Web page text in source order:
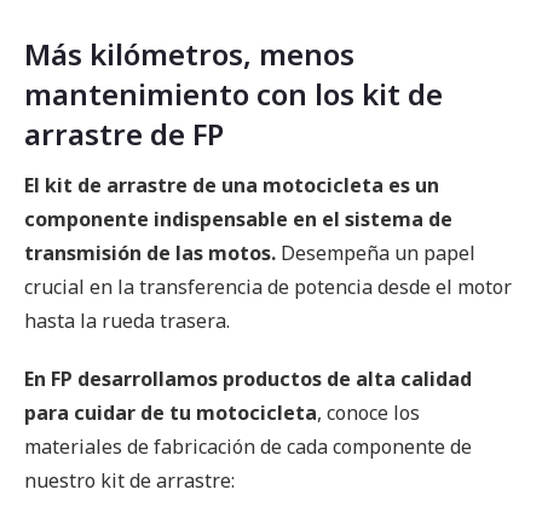
Más kilómetros, menos
mantenimiento con los kit de
arrastre de FP
El kit de arrastre de una motocicleta es un
componente indispensable en el sistema de
transmisión de las motos. Desempeña un papel
crucial en la transferencia de potencia desde el motor
hasta la rueda trasera.
En FP desarrollamos productos de alta calidad
para cuidar de tu motocicleta, conoce los
materiales de fabricación de cada componente de
nuestro kit de arrastre: